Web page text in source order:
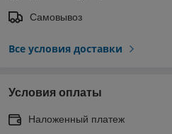
Самовывоз
Все условия доставки
Условия оплаты
Наложенный платеж